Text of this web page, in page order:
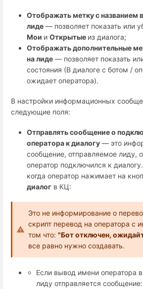
Отображать метку с названием
лиде — позволяет показать или
Мои и Открытые из диалога;
Отображать дополнительные
на лиде — позволяет показать
состояния (В диалоге с ботом /
ожидает оператора).
В настройки информационных
следующие поля:
Отправлять сообщение о
оператора к диалогу — это
сообщение, отправляемое лиду,
оператор подключился к
когда оператор нажимает на
диалог в КЦ:
Это не информирование о
скрипт перевод на оператора с
том что: "Бот отключен,
все равно нужно создавать.
Если вывод имени оператора
лиду отправляется